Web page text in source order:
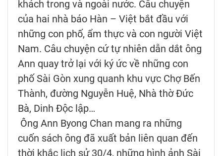
khách trong và ngoài nước. Câu chuyện
của hai nhà báo Hàn – Việt bắt đầu với
những con phố, ẩm thực và con người Việt
Nam. Câu chuyện cứ tự nhiên dẫn dắt ông
Ann quay trở lại với ký ức về những con
phố Sài Gòn xung quanh khu vực Chợ Bến
Thành, đường Nguyễn Huệ, Nhà thờ Đức
Bà, Dinh Độc lập…
Ông Ann Byong Chan mang ra những
cuốn sách ông đã xuất bản liên quan đến
thời khắc lịch sử 30/4, những hình ảnh Sài